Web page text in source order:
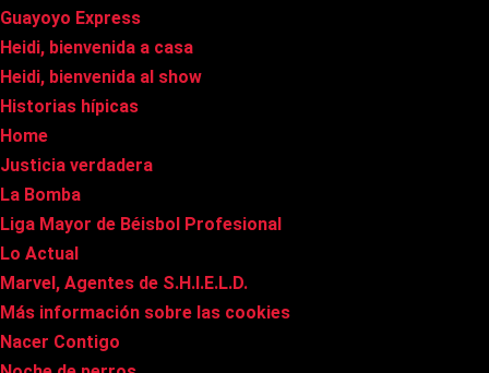
Guayoyo Express
Heidi, bienvenida a casa
Heidi, bienvenida al show
Historias hípicas
Home
Justicia verdadera
La Bomba
Liga Mayor de Béisbol Profesional
Lo Actual
Marvel, Agentes de S.H.I.E.L.D.
Más información sobre las cookies
Nacer Contigo